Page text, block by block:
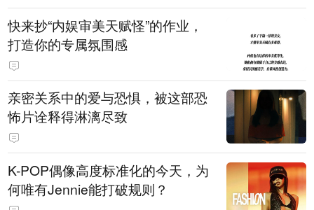
快来抄“内娱审美天赋怪”的作业，
打造你的专属氛围感
亲密关系中的爱与恐惧，被这部恐
怖片诠释得淋漓尽致
K-POP偶像高度标准化的今天，为
何唯有Jennie能打破规则？